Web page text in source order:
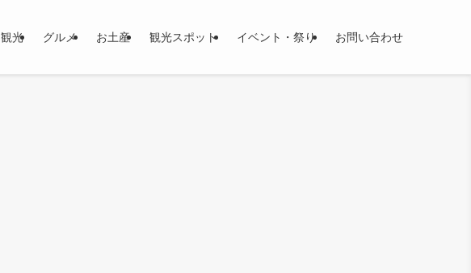
観光 グルメ お土産 観光スポット イベント・祭り お問い合わせ